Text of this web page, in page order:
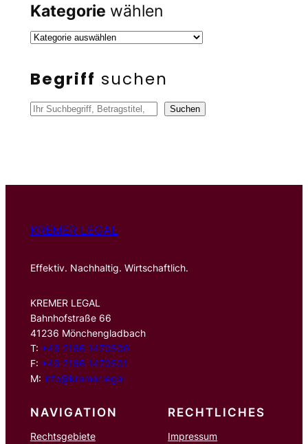
Kategorie wählen
Begriff suchen
S
n
Suchen
KREMER LEGAL
Effektiv. Nachhaltig. Wirtschaftlich.
KREMER LEGAL
Bahnhofstraße 66
41236 Mönchengladbach
T: +49 2166 1470500
F: +49 2166 1470501
M: info@kremer.legal
NAVIGATION
Rechtsgebiete
RECHTLICHES
Impressum